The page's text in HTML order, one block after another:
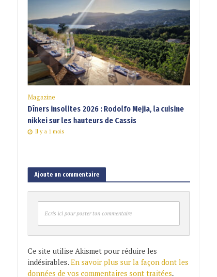
Magazine
Dîners insolites 2026 : Rodolfo Mejia, la cuisine
nikkei sur les hauteurs de Cassis
Il y a 1 mois
Ajoute un commentaire
Ecris ici pour poster ton commentaire
Ce site utilise Akismet pour réduire les
indésirables. En savoir plus sur la façon dont les
données de vos commentaires sont traitées.